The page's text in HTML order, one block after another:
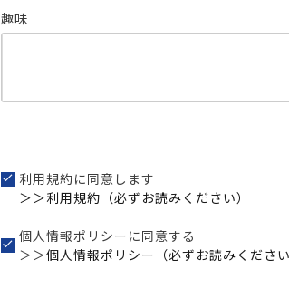
趣味
利用規約に同意します
＞＞利用規約（必ずお読みください）
個人情報ポリシーに同意する
＞＞個人情報ポリシー（必ずお読みください